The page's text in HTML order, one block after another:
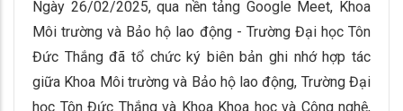
Ngày 26/02/2025, qua nền tảng Google Meet, Khoa
Môi trường và Bảo hộ lao động - Trường Đại học Tôn
Đức Thắng đã tổ chức ký biên bản ghi nhớ hợp tác
giữa Khoa Môi trường và Bảo hộ lao động, Trường Đại
học Tôn Đức Thắng và Khoa Khoa học và Công nghệ,